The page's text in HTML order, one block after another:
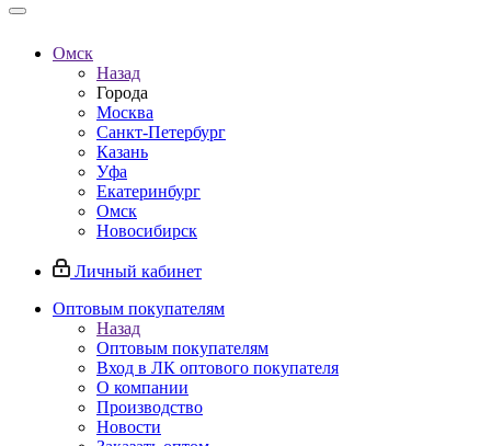
Омск
Назад
Города
Москва
Санкт-Петербург
Казань
Уфа
Екатеринбург
Омск
Новосибирск
Личный кабинет
Оптовым покупателям
Назад
Оптовым покупателям
Вход в ЛК оптового покупателя
О компании
Производство
Новости